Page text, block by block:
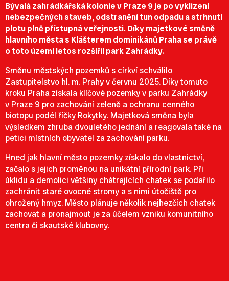
Bývalá zahrádkářská kolonie v Praze 9 je po vyklizení
nebezpečných staveb, odstranění tun odpadu a strhnutí
plotu plně přístupná veřejnosti. Díky majetkové směně
hlavního města s Klášterem dominikánů Praha se právě
o toto území letos rozšířil park Zahrádky.
Směnu městských pozemků s církví schválilo
Zastupitelstvo hl. m. Prahy v červnu 2025. Díky tomuto
kroku Praha získala klíčové pozemky v parku Zahrádky
v Praze 9 pro zachování zeleně a ochranu cenného
biotopu podél říčky Rokytky. Majetková směna byla
výsledkem zhruba dvouletého jednání a reagovala také na
petici místních obyvatel za zachování parku.
Hned jak hlavní město pozemky získalo do vlastnictví,
začalo s jejich proměnou na unikátní přírodní park. Při
úklidu a demolici většiny chátrajících chatek se podařilo
zachránit staré ovocné stromy a s nimi útočiště pro
ohrožený hmyz. Město plánuje několik nejhezčích chatek
zachovat a pronajmout je za účelem vzniku komunitního
centra či skautské klubovny.